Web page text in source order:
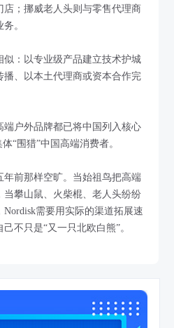
店；挪威老人头则与零售代理商
。
似：以专业级产品建立技术护城
播、以本土代理商或资本合作完
端户外品牌都已将中国列入核心
“围猎”中国高端消费者。
年前那样空旷。当始祖鸟把高端
当攀山鼠、火柴棍、老人头纷纷
需要用实际的渠道拓展速
不只是“又一只北欧白熊”。